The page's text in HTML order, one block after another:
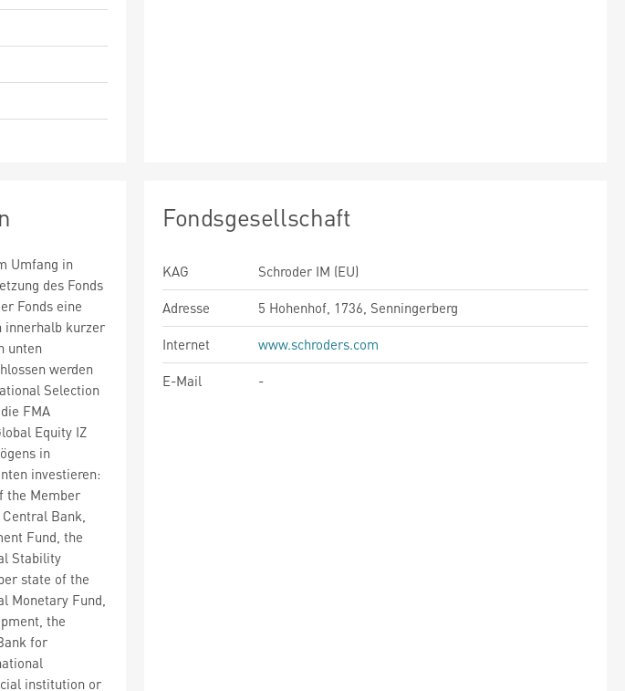
Umfang in
des Fonds
Fonds eine
innerhalb kurzer
unten
werden
Selection
FMA
Equity IZ
in
investieren:
the Member
Bank,
Fund, the
Stability
state of the
Monetary Fund,
the
for
institution or
Fondsgesellschaft
KAG
Schroder IM (EU)
Adresse
5 Hohenhof, 1736, Senningerberg
Internet
www.schroders.com
E-Mail
-